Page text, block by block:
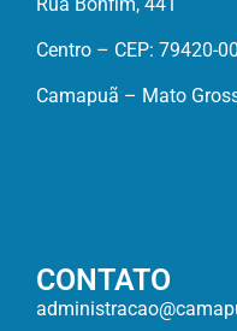
Centro – CEP: 79420-
Camapuã – Mato
CONTATO